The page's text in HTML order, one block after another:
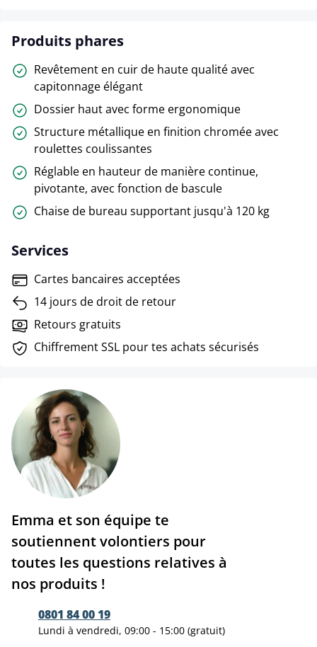
Produits phares
Revêtement en cuir de haute qualité avec
capitonnage élégant
Dossier haut avec forme ergonomique
Structure métallique en finition chromée avec
roulettes coulissantes
Réglable en hauteur de manière continue,
pivotante, avec fonction de bascule
Chaise de bureau supportant jusqu'à 120 kg
Services
Cartes bancaires acceptées
14 jours de droit de retour
Retours gratuits
Chiffrement SSL pour tes achats sécurisés
Emma et son équipe te
soutiennent volontiers pour
toutes les questions relatives à
nos produits !
0801 84 00 19
Lundi à vendredi, 09:00 - 15:00 (gratuit)